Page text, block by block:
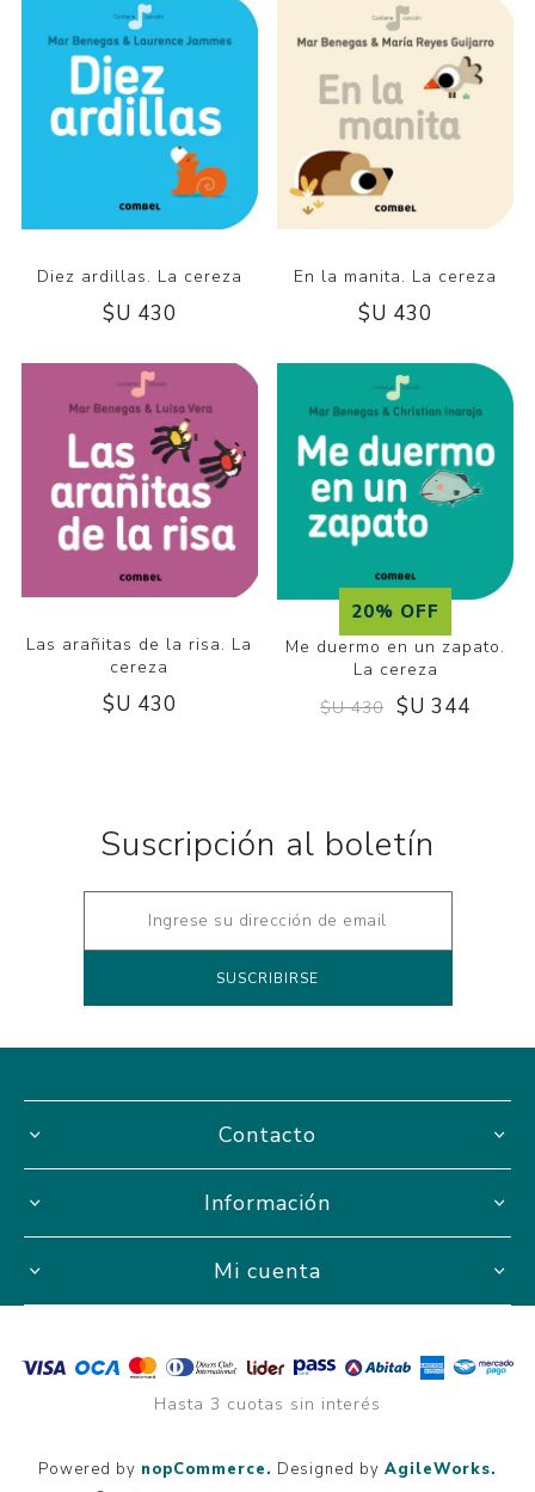
Diez ardillas. La cereza
$U 430
En la manita. La cereza
$U 430
Las arañitas de la risa. La
cereza
$U 430
20% OFF
Me duermo en un zapato.
La cereza
$U 430 $U 344
Suscripción al boletín
Contacto
Información
Mi cuenta
Hasta 3 cuotas sin interés
Powered by nopCommerce. Designed by AgileWorks.